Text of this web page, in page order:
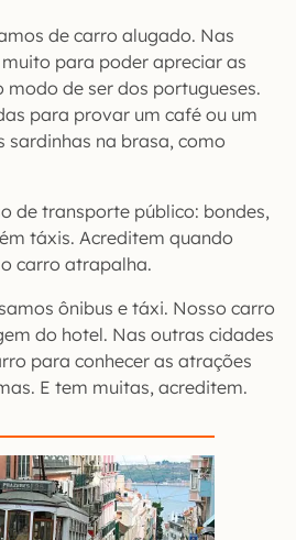
de carro alugado. Nas
para poder apreciar as
de ser dos portugueses.
para provar um café ou um
sardinhas na brasa, como
de transporte público: bondes,
táxis. Acreditem quando
carro atrapalha.
ônibus e táxi. Nosso carro
do hotel. Nas outras cidades
para conhecer as atrações
E tem muitas, acreditem.